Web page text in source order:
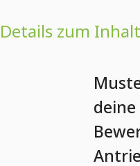
Details zum Inhalt
deine